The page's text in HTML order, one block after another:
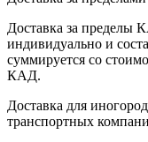
Доставка за пределы
индивидуально и
суммируется со
КАД.
Доставка для
транспортных